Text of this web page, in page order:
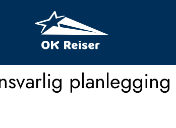
planlegging